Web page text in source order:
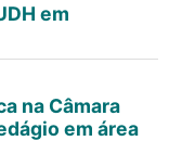
em
na Câmara
em área